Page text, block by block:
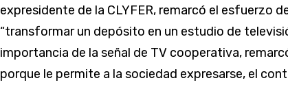
expresidente de la CLYFER, remarcó el esfuer­zo
“transformar un depósito en un estudio de
importancia de la señal de TV cooperativa,
porque le permite a la sociedad expresarse, el